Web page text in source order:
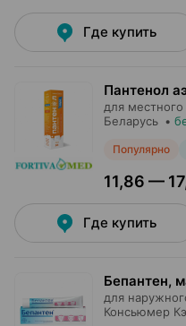
Где купить
Пантенол
для
Беларусь •
Популярно
11,86 —
Где купить
Бепантен,
для
Консьюмер